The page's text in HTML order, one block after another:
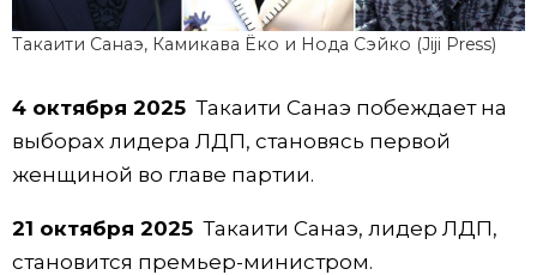
Такаити Санаэ, Камикава Ёко и Нода Сэйко (Jiji Press)
4 октября 2025Такаити Санаэ побеждает на
выборах лидера ЛДП, становясь первой
женщиной во главе партии.
21 октября 2025Такаити Санаэ, лидер ЛДП,
становится премьер-министром.